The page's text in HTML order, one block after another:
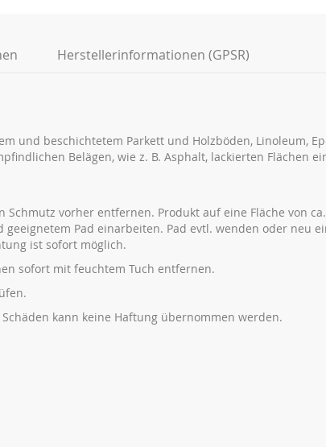
und beschichtetem Parkett und Holzböden, Linoleum,
Belägen, wie z. B. Asphalt, lackierten Flächen
vorher entfernen. Produkt auf eine Fläche von
Pad einarbeiten. Pad evtl. wenden oder neu
ist sofort möglich.
sofort mit feuchtem Tuch entfernen.
kann keine Haftung übernommen werden.
Herstellerinformationen (GPSR)